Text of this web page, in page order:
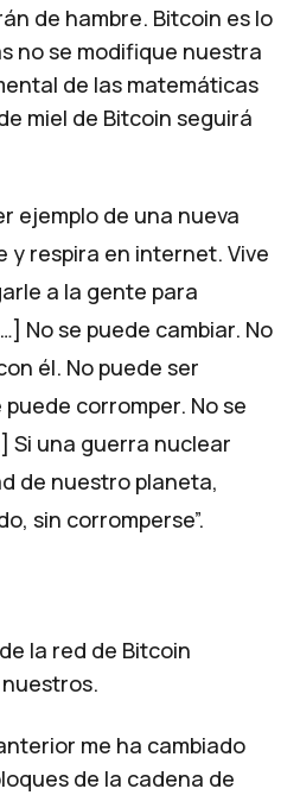
de hambre. Bitcoin es lo
no se modifique nuestra
de las matemáticas
miel de Bitcoin seguirá
ejemplo de una nueva
y respira en internet. Vive
a la gente para
No se puede cambiar. No
él. No puede ser
corromper. No se
Si una guerra nuclear
de nuestro planeta,
sin corromperse”.
la red de Bitcoin
me ha cambiado
de la cadena de